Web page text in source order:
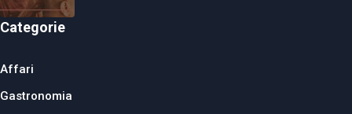
Categorie
Affari
Gastronomia